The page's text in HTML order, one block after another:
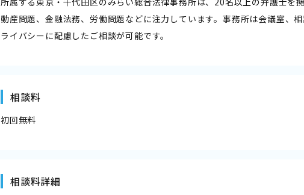
動産問題、金融法務、労働問題などに注力しています。事務所は会議室、
ライバシーに配慮したご相談が可能です。
相談料
初回無料
相談料詳細